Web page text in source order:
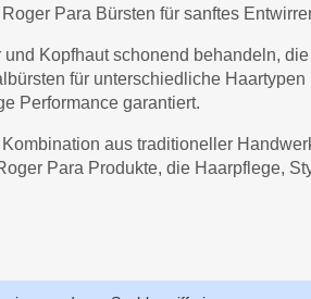
Para Bürsten für sanftes
Kopfhaut schonend behandeln,
für unterschiedliche
Performance garantiert.
aus traditioneller
Para Produkte, die Haarpflege,